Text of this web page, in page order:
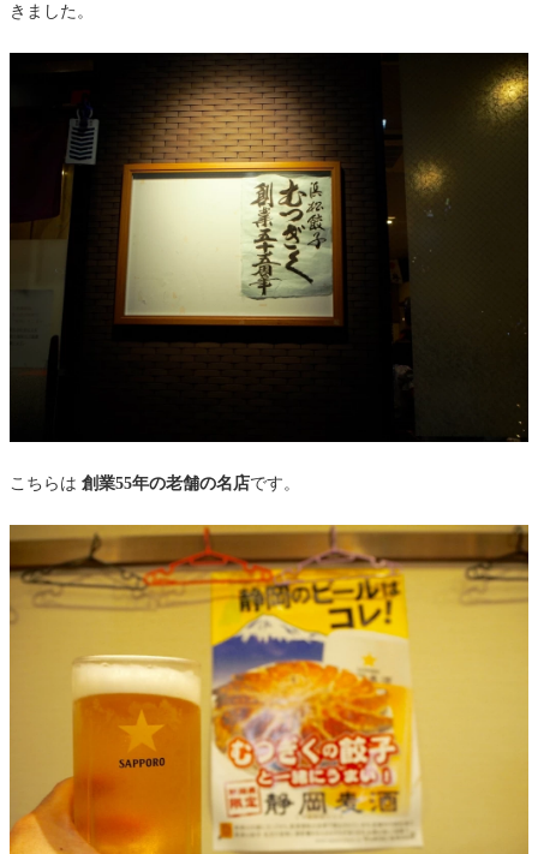
きました。
こちらは 創業55年の老舗の名店です。